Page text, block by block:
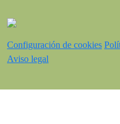
Configuración de cookies
Aviso legal